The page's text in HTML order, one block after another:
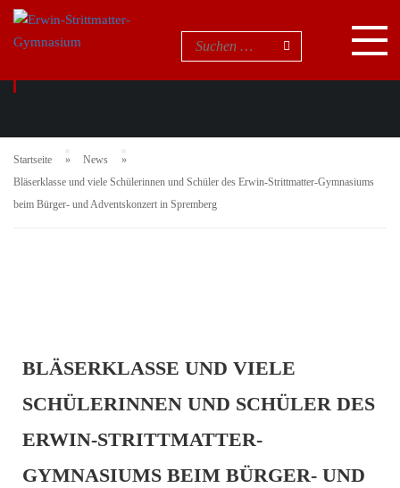
NEUIGKEITEN
Startseite
News
Bläserklasse und viele Schülerinnen und Schüler des Erwin-Strittmatter-Gymnasiums
beim Bürger- und Adventskonzert in Spremberg
BLÄSERKLASSE UND VIELE
SCHÜLERINNEN UND SCHÜLER DES
ERWIN-STRITTMATTER-
GYMNASIUMS BEIM BÜRGER- UND